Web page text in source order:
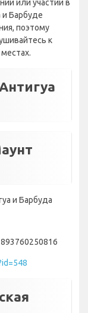
или участии в
и Барбуде
поэтому
к
и Барбуда